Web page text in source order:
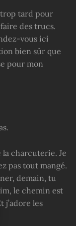
trop tard pour
des trucs.
vous ici
bien sûr que
pour mon
la charcuterie. Je
pas tout mangé.
demain, tu
le chemin est
j’adore les